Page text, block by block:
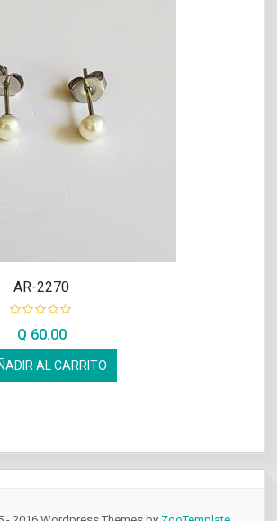
AR-2270
Q 60.00
AL CARRITO